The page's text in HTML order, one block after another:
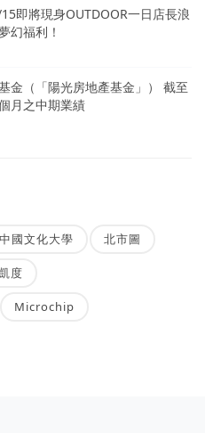
即將現身OUTDOOR一日店長浪
幻福利！
金（「陽光房地產基金」） 截至
月之中期業績
中國文化大學 北市圖
度
Microchip